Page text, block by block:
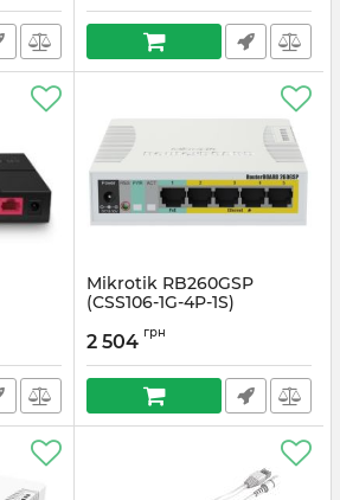
Mikrotik RB260GSP
(CSS106-1G-4P-1S)
2 504 грн